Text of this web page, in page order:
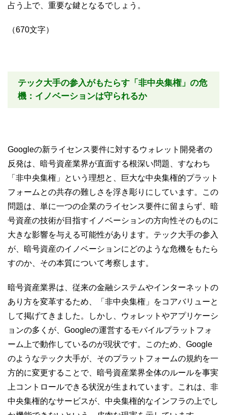
占う上で、重要な鍵となるでしょう。
（670文字）
テック大手の参入がもたらす「非中央集権」の危
機：イノベーションは守られるか
Googleの新ライセンス要件に対するウォレット開発者の
反発は、暗号資産業界が直面する根深い問題、すなわち
「非中央集権」という理想と、巨大な中央集権的プラット
フォームとの共存の難しさを浮き彫りにしています。この
問題は、単に一つの企業のライセンス要件に留まらず、暗
号資産の技術が目指すイノベーションの方向性そのものに
大きな影響を与える可能性があります。テック大手の参入
が、暗号資産のイノベーションにどのような危機をもたら
すのか、その本質について考察します。
暗号資産業界は、従来の金融システムやインターネットの
あり方を変革するため、「非中央集権」をコアバリューと
して掲げてきました。しかし、ウォレットやアプリケーシ
ョンの多くが、Googleの運営するモバイルプラットフォ
ーム上で動作しているのが現状です。このため、Google
のようなテック大手が、そのプラットフォームの規約を一
方的に変更することで、暗号資産業界全体のルールを事実
上コントロールできる状況が生まれています。これは、非
中央集権的なサービスが、中央集権的なインフラの上でし